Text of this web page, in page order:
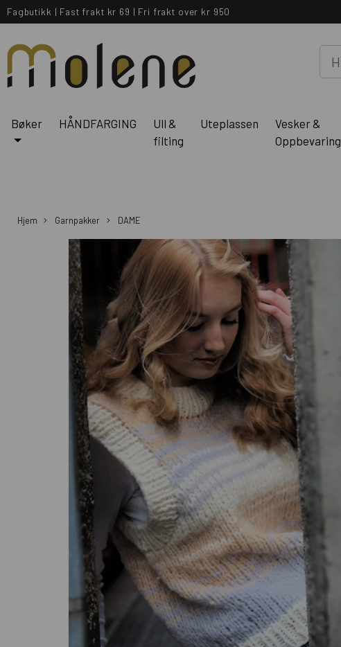
Fagbutikk | Fast frakt kr 69 | Fri frakt over kr 950
Bøker HÅNDFARGING
Ull &
filting
Uteplassen
Vesker &
Oppbevaring
Hjem Garnpakker DAME